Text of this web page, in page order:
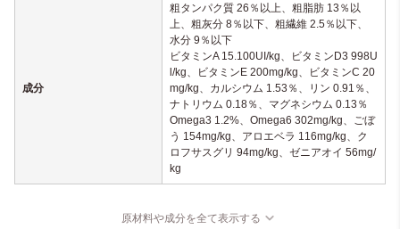
成分
粗タンパク質 26％以上、粗脂肪 13％以
上、粗灰分 8％以下、粗繊維 2.5％以下、
水分 9％以下
ビタミンA 15.100UI/kg、ビタミンD3 998U
l/kg、ビタミンE 200mg/kg、ビタミンC 20
mg/kg、カルシウム 1.53％、リン 0.91％、
ナトリウム 0.18％、マグネシウム 0.13％
Omega3 1.2%、Omega6 302mg/kg、ごぼ
う 154mg/kg、アロエベラ 116mg/kg、ク
ロフサスグリ 94mg/kg、ゼニアオイ 56mg/
kg
原材料や成分を全て表示する